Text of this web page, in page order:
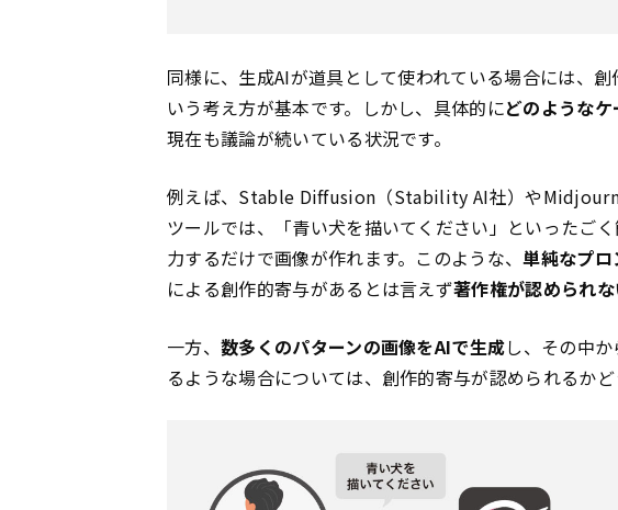
同様に、生成AIが道具として使われている場合には、
いう考え方が基本です。しかし、具体的にどのような
現在も議論が続いている状況です。
例えば、Stable Diffusion（Stability AI社）や
ツールでは、「青い犬を描いてください」といったご
力するだけで画像が作れます。このような、単純なプ
による創作的寄与があるとは言えず著作権が認められ
一方、 数多くのパターンの画像をAIで生成し、その中
るような場合については、創作的寄与が認められるかど